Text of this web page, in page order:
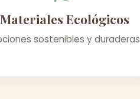
Materiales Ecológicos
sostenibles y duraderas